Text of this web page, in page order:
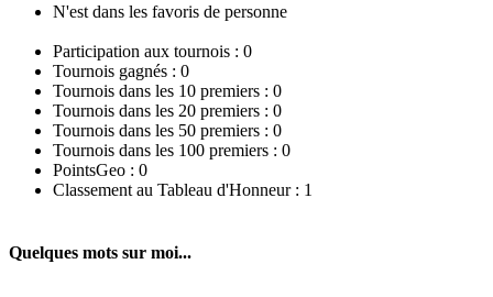
N'est dans les favoris de personne
Participation aux tournois : 0
Tournois gagnés : 0
Tournois dans les 10 premiers : 0
Tournois dans les 20 premiers : 0
Tournois dans les 50 premiers : 0
Tournois dans les 100 premiers : 0
PointsGeo : 0
Classement au Tableau d'Honneur : 1
Quelques mots sur moi...